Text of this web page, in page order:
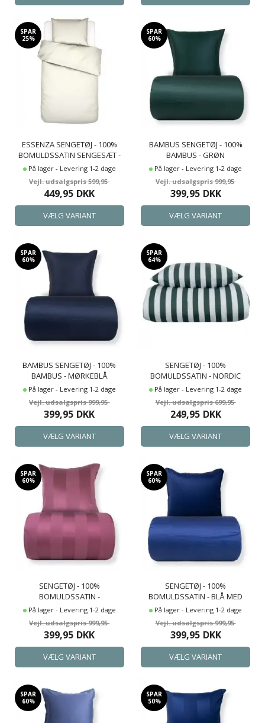
SPAR
25%
ESSENZA SENGETØJ - 100%
BOMULDSSATIN SENGESÆT -
MINTE OYSTER SENGELINNED
På lager - Levering 1-2 dage
599,95
449,95 DKK
SPAR
60%
BAMBUS SENGETØJ - 100%
BAMBUS - GRØN
På lager - Levering 1-2 dage
999,95
399,95 DKK
SPAR
60%
BAMBUS SENGETØJ - 100%
BAMBUS - MØRKEBLÅ
På lager - Levering 1-2 dage
999,95
399,95 DKK
SPAR
64%
SENGETØJ - 100%
BOMULDSSATIN - NORDIC
STRIPE - GRØNNE STRIBER
På lager - Levering 1-2 dage
699,95
249,95 DKK
SPAR
60%
SENGETØJ - 100%
BOMULDSSATIN -
BLOMMEFARVET BREDE
På lager - Levering 1-2 dage
999,95
399,95 DKK
SPAR
60%
SENGETØJ - 100%
BOMULDSSATIN - BLÅ MED
HVID PIPINGKANT
På lager - Levering 1-2 dage
999,95
399,95 DKK
SPAR
60%
SPAR
50%